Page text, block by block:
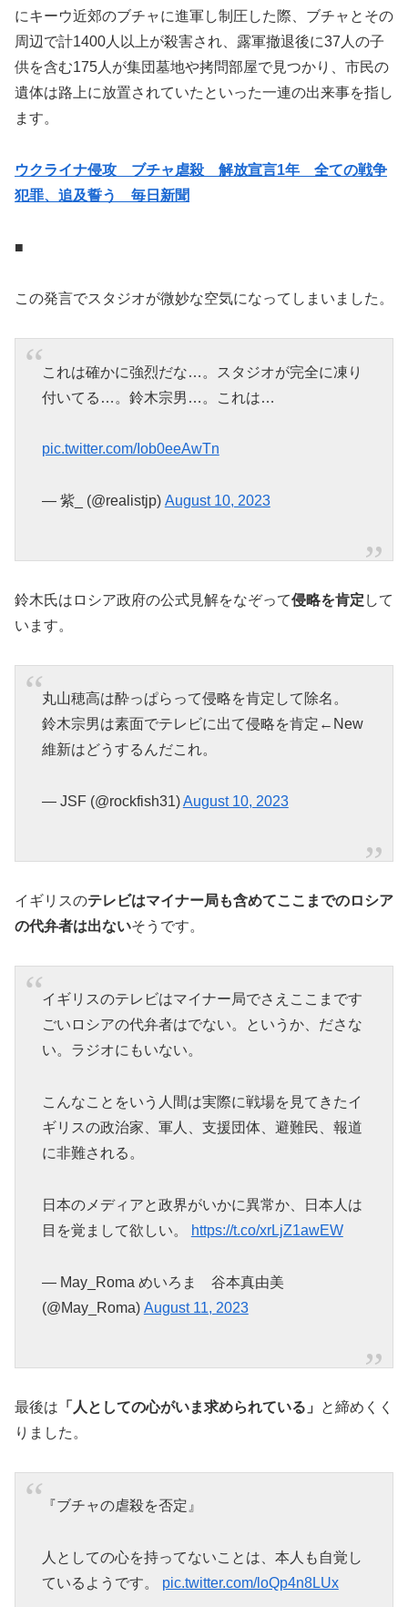
にキーウ近郊のブチャに進軍し制圧した際、ブチャとその
周辺で計1400人以上が殺害され、露軍撤退後に37人の子
供を含む175人が集団墓地や拷問部屋で見つかり、市民の
遺体は路上に放置されていたといった一連の出来事を指し
ます。
ウクライナ侵攻 ブチャ虐殺 解放宣言1年 全ての戦争
犯罪、追及誓う 毎日新聞
■
この発言でスタジオが微妙な空気になってしまいました。
これは確かに強烈だな…。スタジオが完全に凍り
付いてる…。鈴木宗男…。これは…
pic.twitter.com/Iob0eeAwTn
— 紫_ (@realistjp) August 10, 2023
鈴木氏はロシア政府の公式見解をなぞって侵略を肯定 して
います。
丸山穂高は酔っぱらって侵略を肯定して除名。
鈴木宗男は素面でテレビに出て侵略を肯定←New
維新はどうするんだこれ。
— JSF (@rockfish31)August 10, 2023
イギリスのテレビはマイナー局も含めてここまでのロシア
の代弁者は出ないそうです。
イギリスのテレビはマイナー局でさえここまです
ごいロシアの代弁者はでない。というか、ださな
い。ラジオにもいない。
こんなことをいう人間は実際に戦場を見てきたイ
ギリスの政治家、軍人、支援団体、避難民、報道
に非難される。
日本のメディアと政界がいかに異常か、日本人は
目を覚まして欲しい。
https://t.co/xrLjZ1awEW
— May_Roma めいろま 谷本真由美
(@May_Roma) August 11, 2023
最後は 「人としての心がいま求められている」
と締めくく
りました。
『ブチャの虐殺を否定』
人としての心を持ってないことは、本人も自覚し
ているようです。 pic.twitter.com/loQp4n8LUx